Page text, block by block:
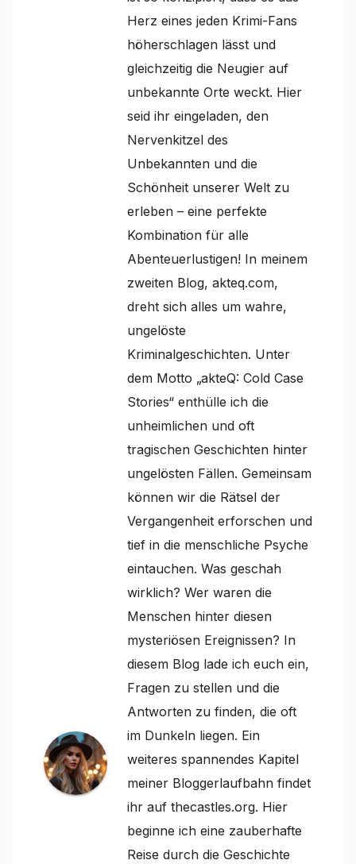
Herz eines jeden Krimi-Fans
höherschlagen lässt und
gleichzeitig die Neugier auf
unbekannte Orte weckt. Hier
seid ihr eingeladen, den
Nervenkitzel des
Unbekannten und die
Schönheit unserer Welt zu
erleben – eine perfekte
Kombination für alle
Abenteuerlustigen! In meinem
zweiten Blog, akteq.com,
dreht sich alles um wahre,
ungelöste
Kriminalgeschichten. Unter
dem Motto „akteQ: Cold Case
Stories“ enthülle ich die
unheimlichen und oft
tragischen Geschichten hinter
ungelösten Fällen. Gemeinsam
können wir die Rätsel der
Vergangenheit erforschen und
tief in die menschliche Psyche
eintauchen. Was geschah
wirklich? Wer waren die
Menschen hinter diesen
mysteriösen Ereignissen? In
diesem Blog lade ich euch ein,
Fragen zu stellen und die
Antworten zu finden, die oft
im Dunkeln liegen. Ein
weiteres spannendes Kapitel
meiner Bloggerlaufbahn findet
ihr auf thecastles.org. Hier
beginne ich eine zauberhafte
Reise durch die Geschichte